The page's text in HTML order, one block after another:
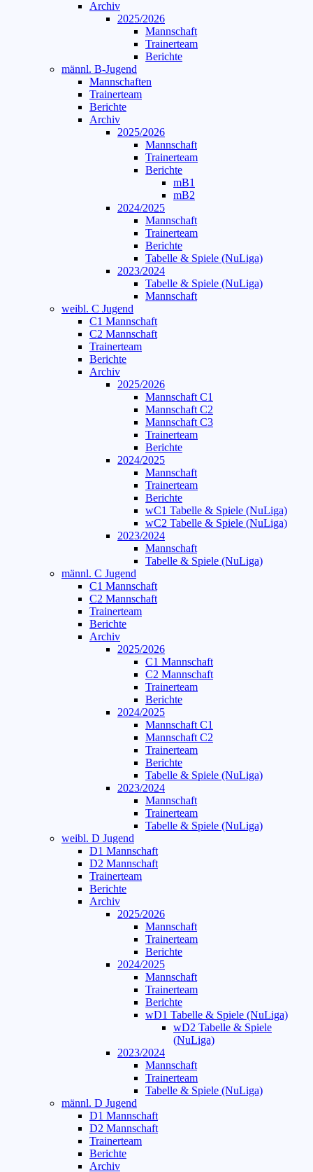
Archiv
2025/2026
Mannschaft
Trainerteam
Berichte
männl. B-Jugend
Mannschaften
Trainerteam
Berichte
Archiv
2025/2026
Mannschaft
Trainerteam
Berichte
mB1
mB2
2024/2025
Mannschaft
Trainerteam
Berichte
Tabelle & Spiele (NuLiga)
2023/2024
Tabelle & Spiele (NuLiga)
Mannschaft
weibl. C Jugend
C1 Mannschaft
C2 Mannschaft
Trainerteam
Berichte
Archiv
2025/2026
Mannschaft C1
Mannschaft C2
Mannschaft C3
Trainerteam
Berichte
2024/2025
Mannschaft
Trainerteam
Berichte
wC1 Tabelle & Spiele (NuLiga)
wC2 Tabelle & Spiele (NuLiga)
2023/2024
Mannschaft
Tabelle & Spiele (NuLiga)
männl. C Jugend
C1 Mannschaft
C2 Mannschaft
Trainerteam
Berichte
Archiv
2025/2026
C1 Mannschaft
C2 Mannschaft
Trainerteam
Berichte
2024/2025
Mannschaft C1
Mannschaft C2
Trainerteam
Berichte
Tabelle & Spiele (NuLiga)
2023/2024
Mannschaft
Trainerteam
Tabelle & Spiele (NuLiga)
weibl. D Jugend
D1 Mannschaft
D2 Mannschaft
Trainerteam
Berichte
Archiv
2025/2026
Mannschaft
Trainerteam
Berichte
2024/2025
Mannschaft
Trainerteam
Berichte
wD1 Tabelle & Spiele (NuLiga)
wD2 Tabelle & Spiele
(NuLiga)
2023/2024
Mannschaft
Trainerteam
Tabelle & Spiele (NuLiga)
männl. D Jugend
D1 Mannschaft
D2 Mannschaft
Trainerteam
Berichte
Archiv